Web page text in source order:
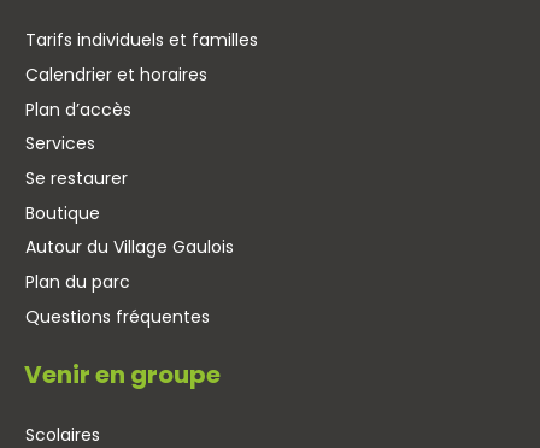
Tarifs individuels et familles
Calendrier et horaires
Plan d’accès
Services
Se restaurer
Boutique
Autour du Village Gaulois
Plan du parc
Questions fréquentes
Venir en groupe
Scolaires